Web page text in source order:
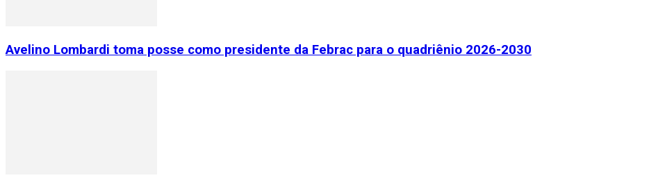
Avelino Lombardi toma posse como presidente da Febrac para o quadriênio 2026-2030